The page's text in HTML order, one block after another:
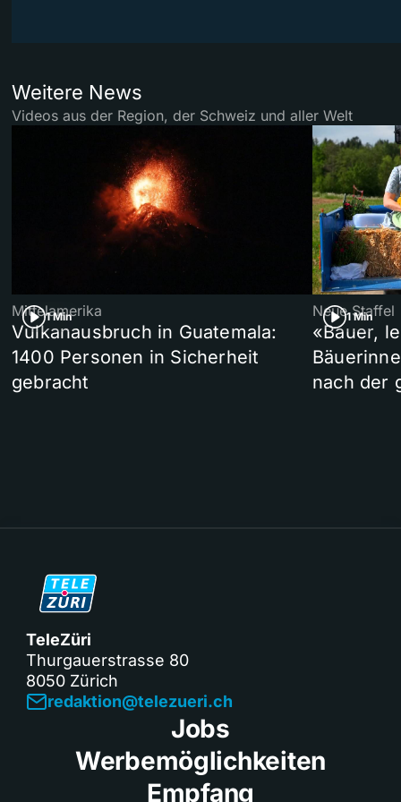
Weitere News
Videos aus der Region, der Schweiz und aller Welt
1 Min
Mittelamerika
Vulkanausbruch in Guatemala:
1400 Personen in Sicherheit
gebracht
1 Min
Neue Staffel
«Bauer,
nach der
TeleZüri
Thurgauerstrasse 80
8050 Zürich
redaktion@telezueri.ch
Jobs
Werbemöglichkeiten
Empfang